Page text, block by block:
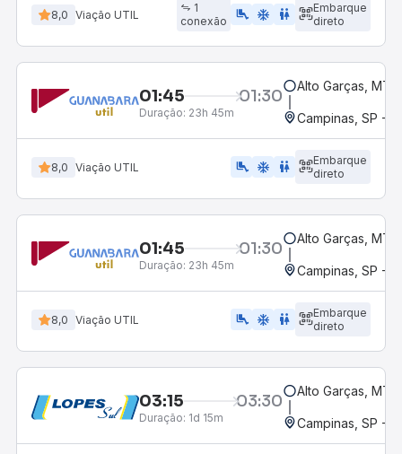
8,0 Viação UTIL
1
conexão
airline_seat_legroom_extra ac_unit WC
Embarque
direto
01:45 01:30
Duração: 23h 45m
Alto Garças, MT
Campinas, SP -
8,0 Viação UTIL airline_seat_legroom_extra ac_unit wc
Embarque
direto
01:45 01:30
Duração: 23h 45m
Alto Garças, MT
Campinas, SP -
8,0 Viação UTIL airline_seat_legroom_extra ac_unit wc
Embarque
direto
03:15 03:30
Duração: 1d 15m
Alto Garças, MT
Campinas, SP -